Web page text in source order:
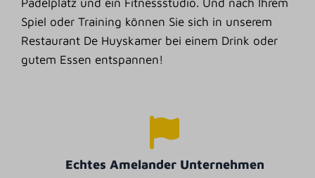
Spiel oder Training können Sie sich in unserem
Restaurant De Huyskamer bei einem Drink oder
gutem Essen entspannen!
Echtes Amelander Unternehmen